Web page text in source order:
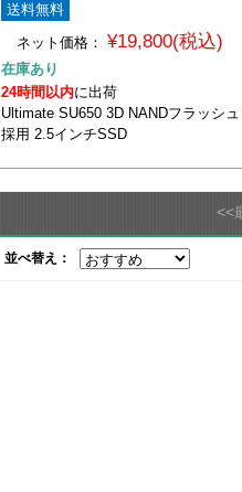
送料無料
ネット価格：
¥19,800(税込)
在庫あり
24時間以内に出荷
Ultimate SU650 3D NANDフラッシュ
採用 2.5インチSSD
<<
並べ替え：